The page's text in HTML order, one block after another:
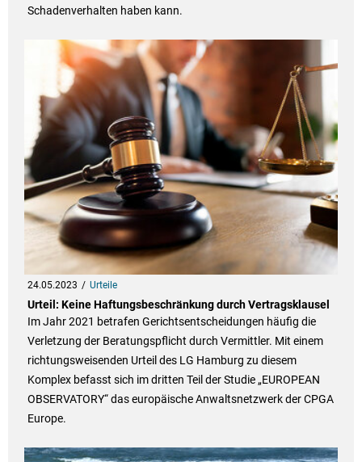
Schadenverhalten haben kann.
24.05.2023 Urteile
Urteil: Keine Haftungsbeschränkung durch Vertragsklausel
Im Jahr 2021 betrafen Gerichtsentscheidungen häufig die
Verletzung der Beratungspflicht durch Vermittler. Mit einem
richtungsweisenden Urteil des LG Hamburg zu diesem
Komplex befasst sich im dritten Teil der Studie „EUROPEAN
OBSERVATORY“ das europäische Anwaltsnetzwerk der CPGA
Europe.